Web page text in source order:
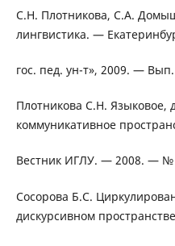
С.Н. Плотникова, C.A.
лингвистика. —
гос. пед. ун-т», 2009. —
Плотникова С.Н. Языковое,
коммуникативное
Вестник ИГЛУ. — 2008. — №
Сосорова Б.С.
дискурсивном